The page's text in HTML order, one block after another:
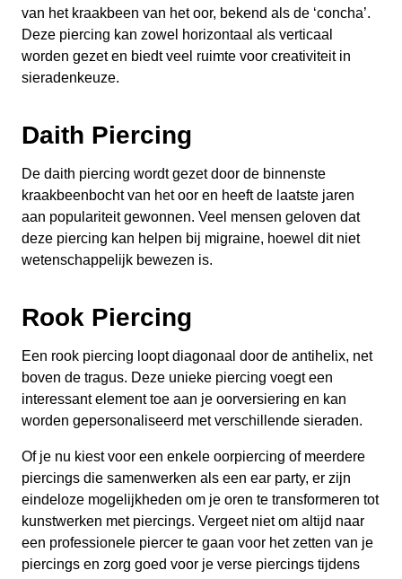
van het kraakbeen van het oor, bekend als de ‘concha’.
Deze piercing kan zowel horizontaal als verticaal
worden gezet en biedt veel ruimte voor creativiteit in
sieradenkeuze.
Daith Piercing
De daith piercing wordt gezet door de binnenste
kraakbeenbocht van het oor en heeft de laatste jaren
aan populariteit gewonnen. Veel mensen geloven dat
deze piercing kan helpen bij migraine, hoewel dit niet
wetenschappelijk bewezen is.
Rook Piercing
Een rook piercing loopt diagonaal door de antihelix, net
boven de tragus. Deze unieke piercing voegt een
interessant element toe aan je oorversiering en kan
worden gepersonaliseerd met verschillende sieraden.
Of je nu kiest voor een enkele oorpiercing of meerdere
piercings die samenwerken als een ear party, er zijn
eindeloze mogelijkheden om je oren te transformeren tot
kunstwerken met piercings. Vergeet niet om altijd naar
een professionele piercer te gaan voor het zetten van je
piercings en zorg goed voor je verse piercings tijdens